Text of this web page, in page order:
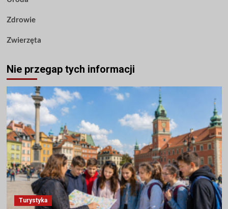
Zdrowie
Zwierzęta
Nie przegap tych informacji
Turystyka